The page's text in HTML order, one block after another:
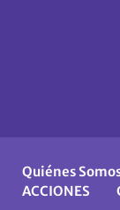
Quiénes
ACCIONES